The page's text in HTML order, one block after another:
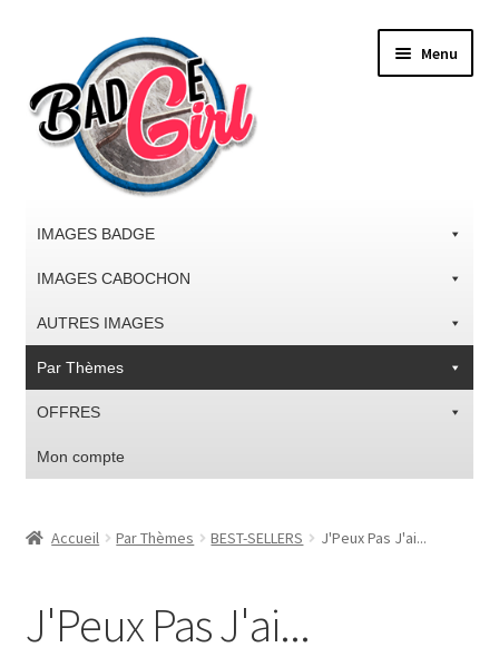
la
navigation
contenu
Menu
IMAGES BADGE
IMAGES CABOCHON
AUTRES IMAGES
Par Thèmes
OFFRES
Mon compte
#2771 (pas de titre)
Accueil Par Thèmes BEST-SELLERS J'Peux Pas J'ai...
J'Peux Pas J'ai...